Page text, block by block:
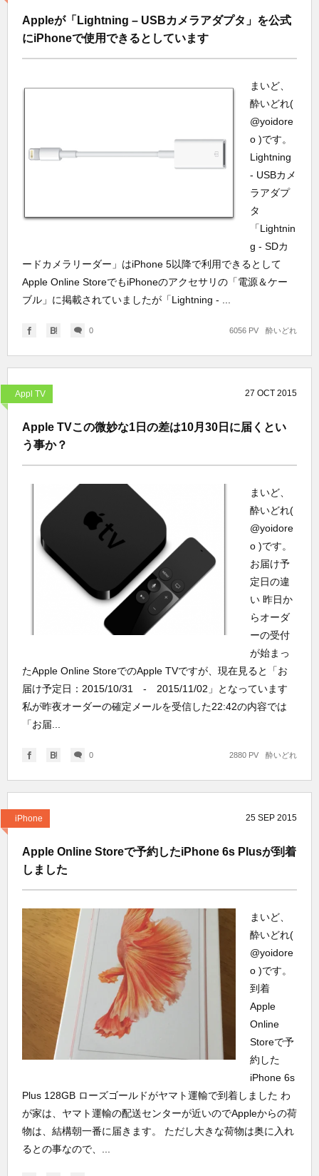
Appleが「Lightning – USBカメラアダプタ」を公式
にiPhoneで使用できるとしています
まいど、
酔いどれ(
@yoidore
o )です。
Lightning
- USBカメ
ラアダプ
タ
「Lightnin
g - SDカ
ードカメラリーダー」はiPhone 5以降で利用できるとして
Apple Online StoreでもiPhoneのアクセサリの「電源＆ケー
ブル」に掲載されていましたが「Lightning - ...
0 酔いどれ
6056 PV
Appl TV 27 OCT 2015
Apple TVこの微妙な1日の差は10月30日に届くとい
う事か？
まいど、
酔いどれ(
@yoidore
o )です。
お届け予
定日の違
い 昨日か
らオーダ
ーの受付
が始まっ
たApple Online StoreでのApple TVですが、現在見ると「お
届け予定日：2015/10/31 - 2015/11/02」となっています
私が昨夜オーダーの確定メールを受信した22:42の内容では
「お届...
0 酔いどれ
2880 PV
iPhone 25 SEP 2015
Apple Online Storeで予約したiPhone 6s Plusが到着
しました
まいど、
酔いどれ(
@yoidore
o )です。
到着
Apple
Online
Storeで予
約した
iPhone 6s
Plus 128GB ローズゴールドがヤマト運輸で到着しました わ
が家は、ヤマト運輸の配送センターが近いのでAppleからの荷
物は、結構朝一番に届きます。 ただし大きな荷物は奥に入れ
るとの事なので、...